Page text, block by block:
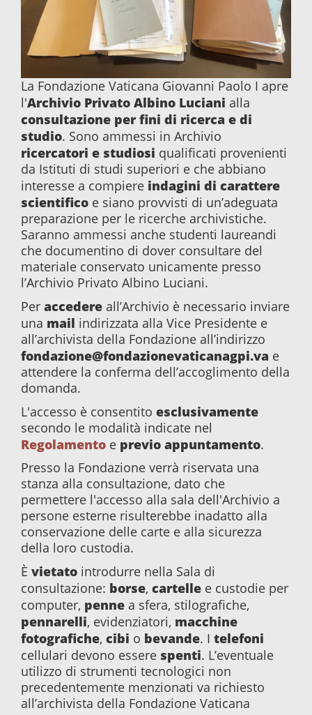
La Fondazione Vaticana Giovanni Paolo I apre
l'Archivio Privato Albino Luciani alla
consultazione per fini di ricerca e di
studio. Sono ammessi in Archivio
ricercatori e studiosi qualificati provenienti
da Istituti di studi superiori e che abbiano
interesse a compiere indagini di carattere
scientifico e siano provvisti di un’adeguata
preparazione per le ricerche archivistiche.
Saranno ammessi anche studenti laureandi
che documentino di dover consultare del
materiale conservato unicamente presso
l’Archivio Privato Albino Luciani.
Per accedere all’Archivio è necessario inviare
una mail indirizzata alla Vice Presidente e
all’archivista della Fondazione all’indirizzo
fondazione@fondazionevaticanagpi.va e
attendere la conferma dell’accoglimento della
domanda.
L'accesso è consentito esclusivamente
secondo le modalità indicate nel
Regolamento e previo appuntamento.
Presso la Fondazione verrà riservata una
stanza alla consultazione, dato che
permettere l'accesso alla sala dell'Archivio a
persone esterne risulterebbe inadatto alla
conservazione delle carte e alla sicurezza
della loro custodia.
È vietato introdurre nella Sala di
consultazione: borse, cartelle e custodie per
computer, penne a sfera, stilografiche,
pennarelli, evidenziatori, macchine
fotografiche, cibi o bevande. I telefoni
cellulari devono essere spenti. L’eventuale
utilizzo di strumenti tecnologici non
precedentemente menzionati va richiesto
all’archivista della Fondazione Vaticana